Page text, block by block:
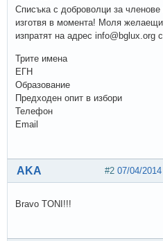
Списъка с доброволци за
изготвя в момента! Моля
изпратят на адрес info@bglux.org
Трите имена
ЕГН
Образование
Предходен опит в избори
Телефон
Email
#2 07/04/
AKA
Bravo TONI!!!